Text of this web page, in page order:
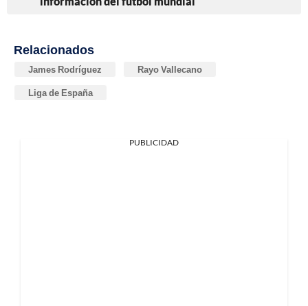
Relacionados
James Rodríguez Rayo Vallecano
Liga de España
PUBLICIDAD